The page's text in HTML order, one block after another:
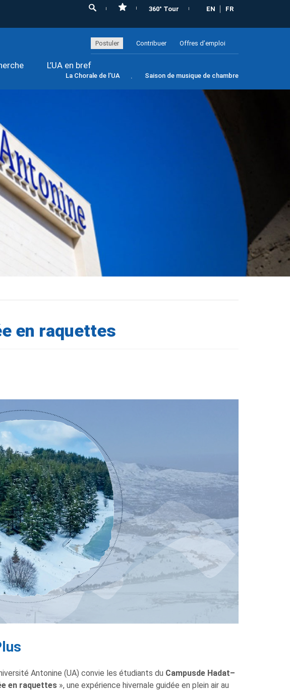
360° Tour EN FR
Postuler Contribuer Offres d’emploi
L’UA en bref
La Chorale de l’UA Saison de musique de chambre
en raquettes
Antonine (UA) convie les étudiants du Campusde Hadat–
en raquettes », une expérience hivernale guidée en plein air au